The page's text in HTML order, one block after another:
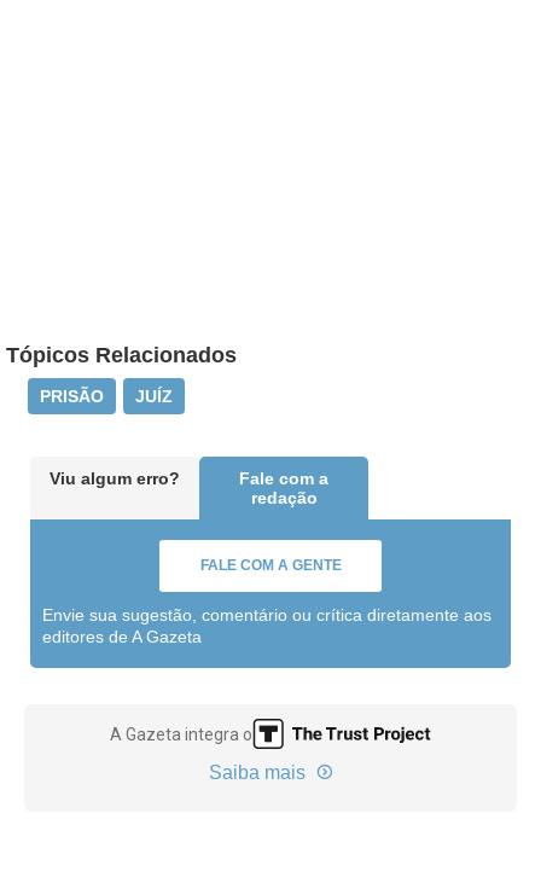
Tópicos Relacionados
PRISÃO JUÍZ
Viu algum erro?
Fale com a
redação
FALE COM A GENTE
Envie sua sugestão, comentário ou crítica diretamente aos
editores de A Gazeta
A Gazeta integra o
Saiba mais